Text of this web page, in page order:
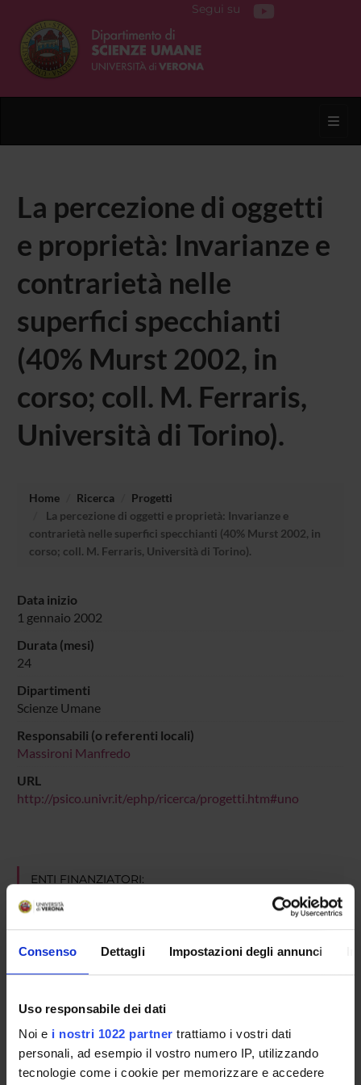
Consenso Dettagli Impostazioni degli annunci
Uso responsabile dei dati
Noi e i nostri 1022 partner trattiamo i vostri dati
personali, ad esempio il vostro numero IP, utilizzando
tecnologie come i cookie per memorizzare e accedere
Segui su
La percezione di oggetti
e proprietà: Invarianze e
contrarietà nelle
superfici specchianti
(40% Murst 2002, in
corso; coll. M. Ferraris,
Università di Torino).
Home Ricerca
Progetti
La percezione di oggetti e proprietà: Invarianze e
contrarietà nelle superfici specchianti (40% Murst 2002, in
corso; coll. M. Ferraris, Università di Torino).
Data inizio
1 gennaio 2002
Durata (mesi)
24
Dipartimenti
Scienze Umane
Responsabili (o referenti locali)
Massironi Manfredo
URL
http://psico.univr.it/ephp/ricerca/progetti.htm#uno
ENTI FINANZIATORI:
Ministero dell'Istruzione dell'Università e della Ricerca
Finanziamento:assegnato e gestito dal Dipartimento
Ivana Bianchi
Daniela Bressanelli
Assegnista